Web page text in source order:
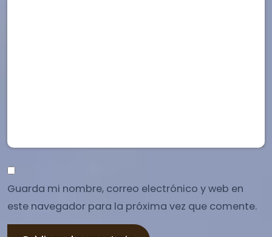
Guarda mi nombre, correo electrónico y web en
este navegador para la próxima vez que comente.